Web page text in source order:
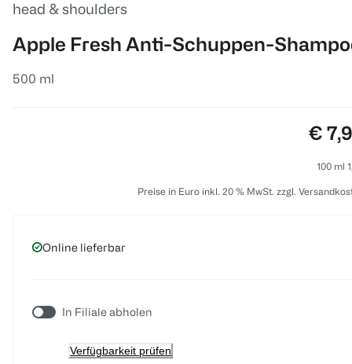
head & shoulders
Apple Fresh Anti-Schuppen-
500 ml
€
100 ml
Preise in Euro inkl. 20 % MwSt. zzgl.
Online lieferbar
In Filiale abholen
Verfügbarkeit prüfen